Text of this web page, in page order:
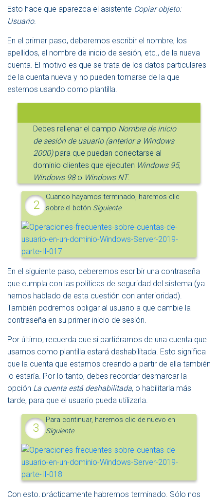
Esto hace que aparezca el asistente Copiar objeto:
Usuario.
En el primer paso, deberemos escribir el nombre, los
apellidos, el nombre de inicio de sesión, etc., de la nueva
cuenta. El motivo es que se trata de los datos particulares
de la cuenta nueva y no pueden tomarse de la que
estemos usando como plantilla.
Debes rellenar el campo Nombre de inicio
de sesión de usuario (anterior a Windows
2000)para que puedan conectarse al
dominio clientes que ejecuten Windows 95,
Windows 98o Windows NT.
Cuando hayamos terminado, haremos clic
sobre el botón Siguiente.
En el siguiente paso, deberemos escribir una contraseña
que cumpla con las políticas de seguridad del sistema (ya
hemos hablado de esta cuestión con anterioridad).
También podremos obligar al usuario a que cambie la
contraseña en su primer inicio de sesión.
Por último, recuerda que si partiéramos de una cuenta que
usamos como plantilla estará deshabilitada. Esto significa
que la cuenta que estamos creando a partir de ella también
lo estaría. Por lo tanto, debes recordar desmarcar la
opción La cuenta está deshabilitada, o habilitarla más
tarde, para que el usuario pueda utilizarla.
Para continuar, haremos clic de nuevo en
Siguiente.
Con esto, prácticamente habremos terminado. Sólo nos